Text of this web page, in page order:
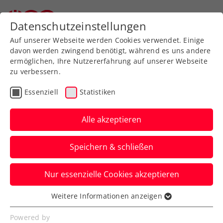
Zurück zur Newsübersicht
Turniere
WTA Rabat: Historischer
Erfolgslauf von Grabher
endet erst im Finale
Österreichs Nummer eins verfehlt nach
einem dramatischen Endspiel ihren
ersten WTA-Titel.
Verfasst von: Manuel Wachta, 27.05.2023
Datenschutzeinstellungen
Auf unserer Webseite werden Cookies verwendet. Einige
davon werden zwingend benötigt, während es uns andere
ermöglichen, Ihre Nutzererfahrung auf unserer Webseite
zu verbessern.
Essenziell Statistiken
Alle akzeptieren
Speichern & schließen
Nur essenzielle Cookies akzeptieren
Essenziell
Essenzielle Cookies werden für grundlegende
Weitere Informationen anzeigen
Powered by